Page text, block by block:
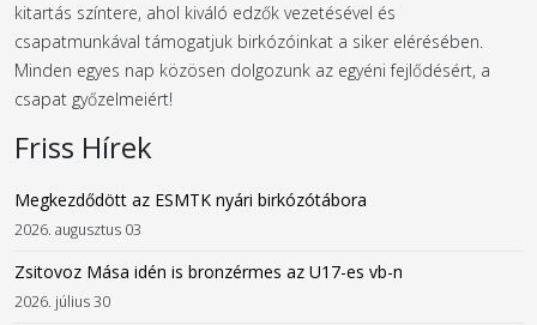
kitartás színtere, ahol kiváló edzők vezetésével és
csapatmunkával támogatjuk birkózóinkat a siker elérésében.
Minden egyes nap közösen dolgozunk az egyéni fejlődésért, a
csapat győzelmeiért!
Friss Hírek
Megkezdődött az ESMTK nyári birkózótábora
2026. augusztus 03
Zsitovoz Mása idén is bronzérmes az U17-es vb-n
2026. július 30